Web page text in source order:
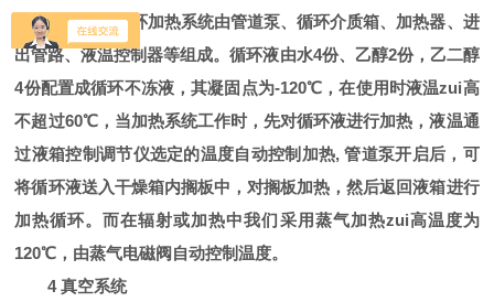
介质加热法。循环加热系统由管道泵、循环介质箱、加热器、进
出管路、液温控制器等组成。循环液由水4份、乙醇2份，乙二醇
4份配置成循环不冻液，其凝固点为-120℃，在使用时液温zui高
不超过60℃，当加热系统工作时，先对循环液进行加热，液温通
过液箱控制调节仪选定的温度自动控制加热, 管道泵开启后，可
将循环液送入干燥箱内搁板中，对搁板加热，然后返回液箱进行
加热循环。而在辐射或加热中我们采用蒸气加热zui高温度为
120℃，由蒸气电磁阀自动控制温度。
4 真空系统